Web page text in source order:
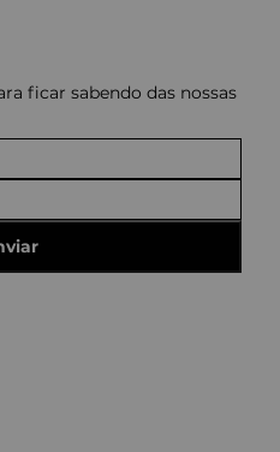
ficar sabendo das nossas